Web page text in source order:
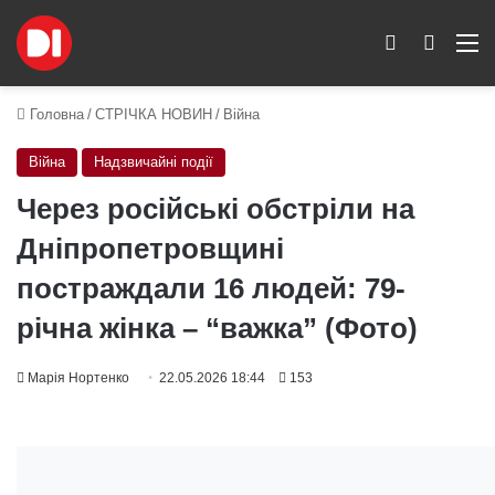
Пошук
Switch skin
Головна / СТРІЧКА НОВИН / Війна
Війна Надзвичайні події
Через російські обстріли на
Дніпропетровщині
постраждали 16 людей: 79-
річна жінка – “важка” (Фото)
Марія Нортенко 22.05.2026 18:44 153